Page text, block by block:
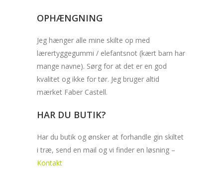
OPHÆNGNING
Jeg hænger alle mine skilte op med
lærertyggegummi / elefantsnot (kært barn har
mange navne). Sørg for at det er en god
kvalitet og ikke for tør. Jeg bruger altid
mærket Faber Castell.
HAR DU BUTIK?
Har du butik og ønsker at forhandle gin skiltet
i træ, send en mail og vi finder en løsning –
Kontakt